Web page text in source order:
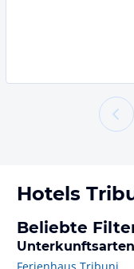
Hotels
Beliebte
Unterkunftsarten